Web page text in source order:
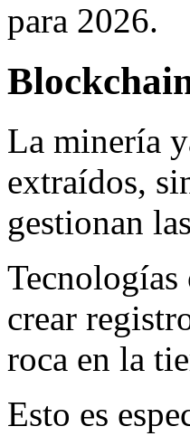
para 2026.
La minería
extraídos,
gestionan
Tecnologías
crear
roca en la
Esto es